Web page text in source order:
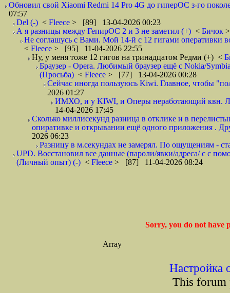
Обновил свой Xiaomi Redmi 14 Pro 4G до гиперОС з-го
07:57
Del (-) < Fleece > [89] 13-04-2026 00:23
А я разницы между ГепирОС 2 и 3 не заметил (+) < Бичок
Не соглашусь с Вами. Мой 14-й с 12 гигами оперативки
< Fleece > [95] 11-04-2026 22:55
Ну, у меня тоже 12 гигов на тринадцатом Редми (+) <
Браузер - Opera. Любимый браузер ещё с Nokia/
(Просьба) < Fleece > [77] 13-04-2026 00:28
Сейчас иногда пользуюсь Kiwi. Главное, чтобы
2026 01:27
ИМХО, и у KIWI, и Оперы неработающий квн.
14-04-2026 17:45
Сколько миллисекунд разница в отклике и в
опиративке и открывании ещё одного приложения .
2026 06:23
Разницу в м.секундах не замерял. По ощущениям -
UPD. Восстановил все данные (пароли/явки/адреса/ с с
(Личный опыт) (-) < Fleece > [87] 11-04-2026 08:24
Sorry, you do not have
Array
Настройка
This